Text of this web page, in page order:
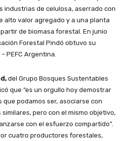
industrias de celulosa, aserrado con
alto valor agregado y a una planta
de biomasa forestal. En junio
Forestal Pindó obtuvo su
PEFC Argentina.
del Grupo Bosques Sustentables
que “es un orgullo hoy demostrar
que podamos ser, asociarse con
pero con el mismo objetivo,
con el esfuerzo compartido”.
cuatro productores forestales,